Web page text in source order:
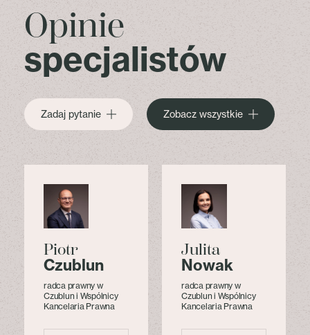
Opinie
specjalistów
Zadaj pytanie Zobacz wszystkie
Piotr
Czublun
radca prawny w
Czublun i Wspólnicy
Kancelaria Prawna
Julita
Nowak
radca prawny w
Czublun i Wspólnicy
Kancelaria Prawna